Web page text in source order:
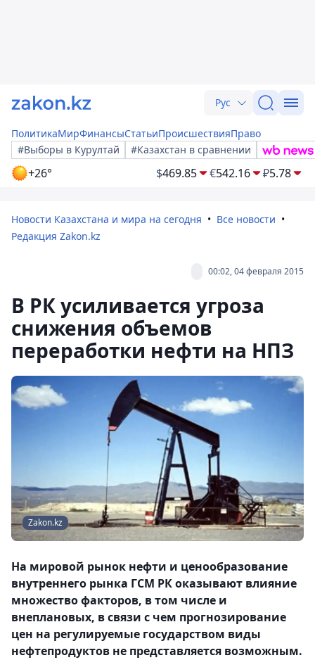
Рус
ПолитикаМирФинансыСтатьиПроисшествияПраво
#Выборы в Курултай
#Казахстан в сравнении
+26° $469.85 €542.16 ₽5.78
Новости Казахстана и мира на сегодня
Все новости
Редакция Zakon.kz
00:02, 04 февраля 2015
В РК усиливается угроза
снижения объемов
переработки нефти на НПЗ
Zakon.kz
На мировой рынок нефти и ценообразование
внутреннего рынка ГСМ РК оказывают влияние
множество факторов, в том числе и
внеплановых, в связи с чем прогнозирование
цен на регулируемые государством виды
нефтепродуктов не представляется возможным.